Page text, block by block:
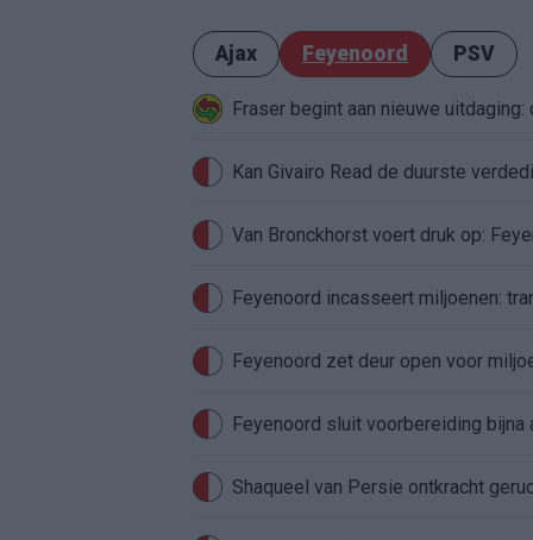
Ajax Feyenoord PSV
Fraser begint aan nieuwe
Van Bronckhorst voert druk op:
Feyenoord incasseert miljoenen:
Feyenoord zet deur open voor
Feyenoord sluit voorbereiding
Shaqueel van Persie ontkracht